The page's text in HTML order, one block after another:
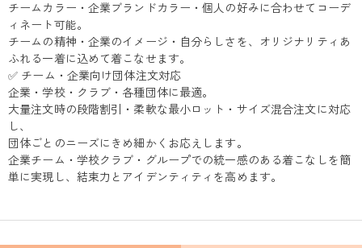
チームカラー・企業ブランドカラー・個人の好みに合わせてコーデ
ィネート可能。
チームの精神・企業のイメージ・自分らしさを、オリジナリティあ
ふれる一着に込めて着こなせます。
✅ チーム・企業向け団体注文対応
企業・学校・クラブ・各種団体に最適。
大量注文時の段階割引・柔軟な最小ロット・サイズ混合注文に対応
し、
団体ごとのニーズにきめ細かくお応えします。
企業チーム・学校クラブ・グループでの統一感のある着こなしを簡
単に実現し、結束力とアイデンティティを高めます。